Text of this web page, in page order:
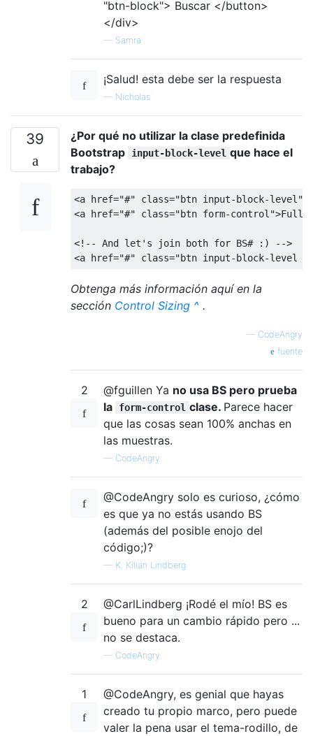
"btn-block"> Buscar </button>
</div>
— Samra
¡Salud! esta debe ser la respuesta
— Nicholas
39
¿Por qué no utilizar la clase predefinida
Bootstrap
input-block-level que hace el
trabajo?
<a href="#" class="btn input-block-level"
<a href="#" class="btn form-control">Full-
<!-- And let's join both for BS# :) -->
<a href="#" class="btn input-block-level
Obtenga más información aquí en la
sección Control Sizing ^ .
— CodeAngry
fuente
2 @fguillen Ya no usa BS pero prueba
la
form-control clase. Parece hacer
que las cosas sean 100% anchas en
las muestras.
— CodeAngry
@CodeAngry solo es curioso, ¿cómo
es que ya no estás usando BS
(además del posible enojo del
código;)?
— K. Kilian Lindberg
2
@CarlLindberg ¡Rodé el mío! BS es
bueno para un cambio rápido pero ...
no se destaca.
— CodeAngry
1
@CodeAngry, es genial que hayas
creado tu propio marco, pero puede
valer la pena usar el tema-rodillo, de